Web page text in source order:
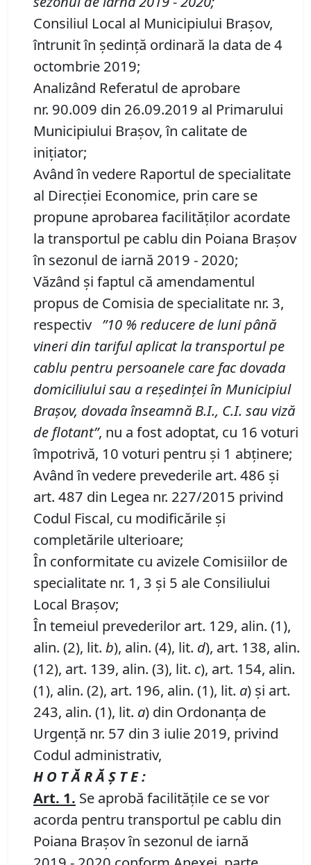
Consiliul Local al Municipiului Brașov,
întrunit în ședință ordinară la data de 4
octombrie 2019;
Analizând Referatul de aprobare
nr. 90.009 din 26.09.2019 al Primarului
Municipiului Brașov, în calitate de
iniţiator;
Având în vedere Raportul de specialitate
al Direcţiei Economice, prin care se
propune aprobarea facilităţilor acordate
la transportul pe cablu din Poiana Braşov
în sezonul de iarnă 2019 - 2020;
Văzând și faptul că amendamentul
propus de Comisia de specialitate nr. 3,
respectiv ”10 % reducere de luni până
vineri din tariful aplicat la transportul pe
cablu pentru persoanele care fac dovada
domiciliului sau a reședinței în Municipiul
Brașov, dovada înseamnă B.I., C.I. sau viză
de flotant”, nu a fost adoptat, cu 16 voturi
împotrivă, 10 voturi pentru și 1 abținere;
Având în vedere prevederile art. 486 și
art. 487 din Legea nr. 227/2015 privind
Codul Fiscal, cu modificările și
completările ulterioare;
În conformitate cu avizele Comisiilor de
specialitate nr. 1, 3 și 5 ale Consiliului
Local Brașov;
În temeiul prevederilor art. 129, alin. (1),
alin. (2), lit. b), alin. (4), lit. d), art. 138, alin.
(12), art. 139, alin. (3), lit. c), art. 154, alin.
(1), alin. (2), art. 196, alin. (1), lit. a) și art.
243, alin. (1), lit. a) din Ordonanța de
Urgență nr. 57 din 3 iulie 2019, privind
Codul administrativ,
H O T Ă R Ă Ş T E :
Art. 1. Se aprobă facilitățile ce se vor
acorda pentru transportul pe cablu din
Poiana Brașov în sezonul de iarnă